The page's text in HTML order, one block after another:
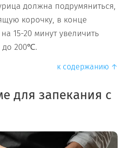
должна подрумяниться,
корочку, в конце
15-20 минут увеличить
до 200℃.
к содержанию ↑
для запекания с